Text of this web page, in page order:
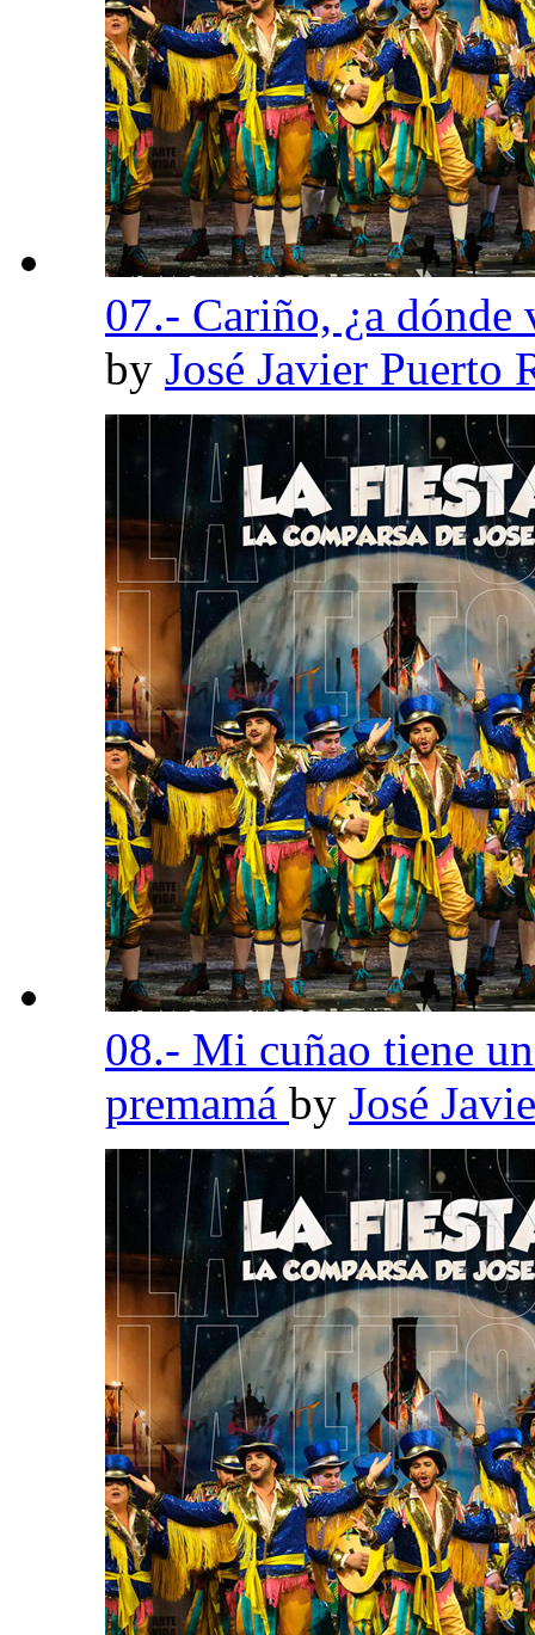
07.- Cariño, ¿a dónde
by José Javier Puerto
08.- Mi cuñao tiene
premamá by José